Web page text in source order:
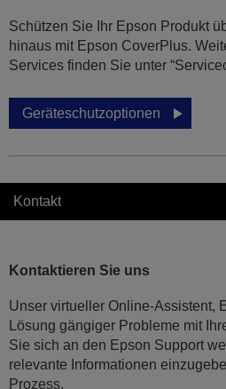
Schützen Sie Ihr Epson Produkt
hinaus mit Epson CoverPlus.
Services finden Sie unter
Geräteschutzoptionen
Kontakt
Kontaktieren Sie uns
Unser virtueller Online-Assistent,
Lösung gängiger Probleme mit
Sie sich an den Epson Support
relevante Informationen
Prozess.